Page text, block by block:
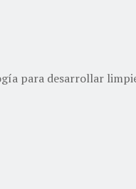
para desarrollar